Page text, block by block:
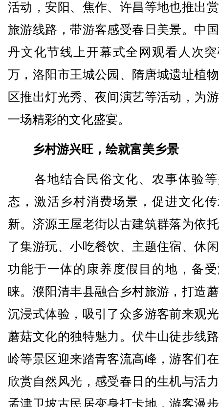
活动，安阳、焦作、许昌等地也推出
旅游线路，带游客感受春日美景。中
丹文化节线上开幕式全网观看人次突
万，洛阳市王城公园、隋唐城遗址植
区推出灯光秀、夜间演艺等活动，为
一场精彩的文化盛宴。
乡村游兴旺，绘就富美乡景
各地结合民俗文化、农事体验等
态，激活乡村消费场景，促进文化
新。济源王屋老街以古建筑群落为依
了集游玩、小吃餐饮、主题住宿、休
功能于一体的康养度假目的地，备
睐。濮阳清丰县融合乡村旅游，打造
沉浸式体验，吸引了众多游客前来观
蘑菇文化的独特魅力。伏牛山徒步线
岭等景区迎来踏青客流高峰，游客们
欣赏自然风光，感受春日的生机与活
孟津卫坡古民居变身打卡地，游客漫